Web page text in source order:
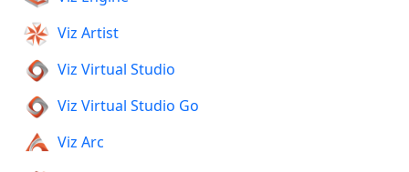
Viz Artist
Viz Virtual Studio
Viz Virtual Studio Go
Viz Arc